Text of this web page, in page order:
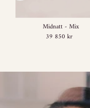
Midnatt - Mix
Regular
39 850 kr